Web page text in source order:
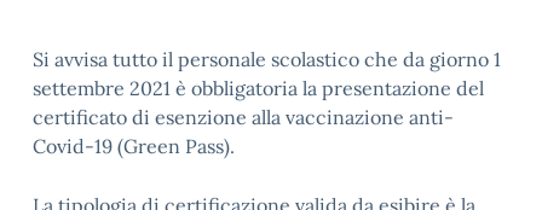
Si avvisa tutto il personale scolastico che da giorno 1
settembre 2021 è obbligatoria la presentazione del
certificato di esenzione alla vaccinazione anti-
Covid-19 (Green Pass).
La tipologia di certificazione valida da esibire è la